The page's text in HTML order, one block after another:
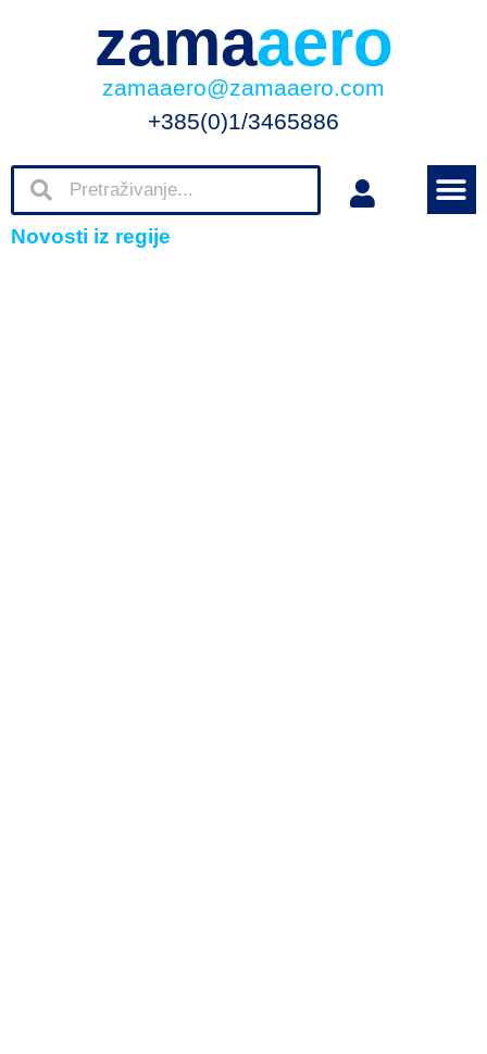
zamaaero
zamaaero@zamaaero.com
+385(0)1/3465886
Novosti iz regije